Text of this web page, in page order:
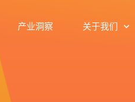
产业洞察 关于我们